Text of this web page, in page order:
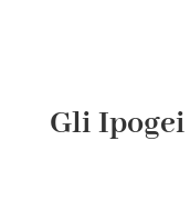
Gli Ipogei